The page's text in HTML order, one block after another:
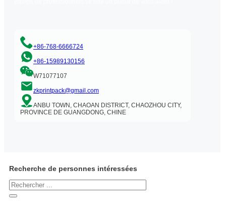
+86-768-6666724
+86-15989130156
W71077107
zkprintpack@gmail.com
ANBU TOWN, CHAOAN DISTRICT, CHAOZHOU CITY,
PROVINCE DE GUANGDONG, CHINE
Recherche de personnes intéressées
Rechercher